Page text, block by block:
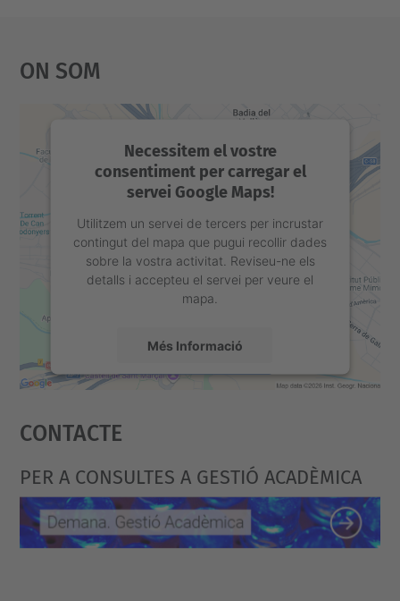
On Som
Necessitem el vostre
consentiment per carregar el
servei Google Maps!
Utilitzem un servei de tercers per incrustar
contingut del mapa que pugui recollir dades
sobre la vostra activitat. Reviseu-ne els
detalls i accepteu el servei per veure el
mapa.
Més Informació
powered by
Contacte
PER A CONSULTES A GESTIÓ ACADÈMICA